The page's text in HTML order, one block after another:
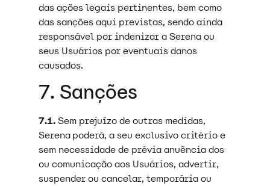
das ações legais pertinentes, bem como
das sanções aqui previstas, sendo ainda
responsável por indenizar a Serena ou
seus Usuários por eventuais danos
causados.
7. Sanções
7.1.Sem prejuízo de outras medidas,
Serena poderá, a seu exclusivo critério e
sem necessidade de prévia anuência dos
ou comunicação aos Usuários, advertir,
suspender ou cancelar, temporária ou